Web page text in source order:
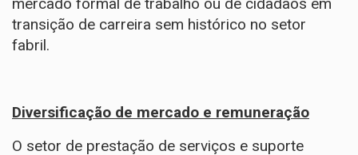
transição de carreira sem histórico no setor
fabril.
Diversificação de mercado e remuneração
O setor de prestação de serviços e suporte